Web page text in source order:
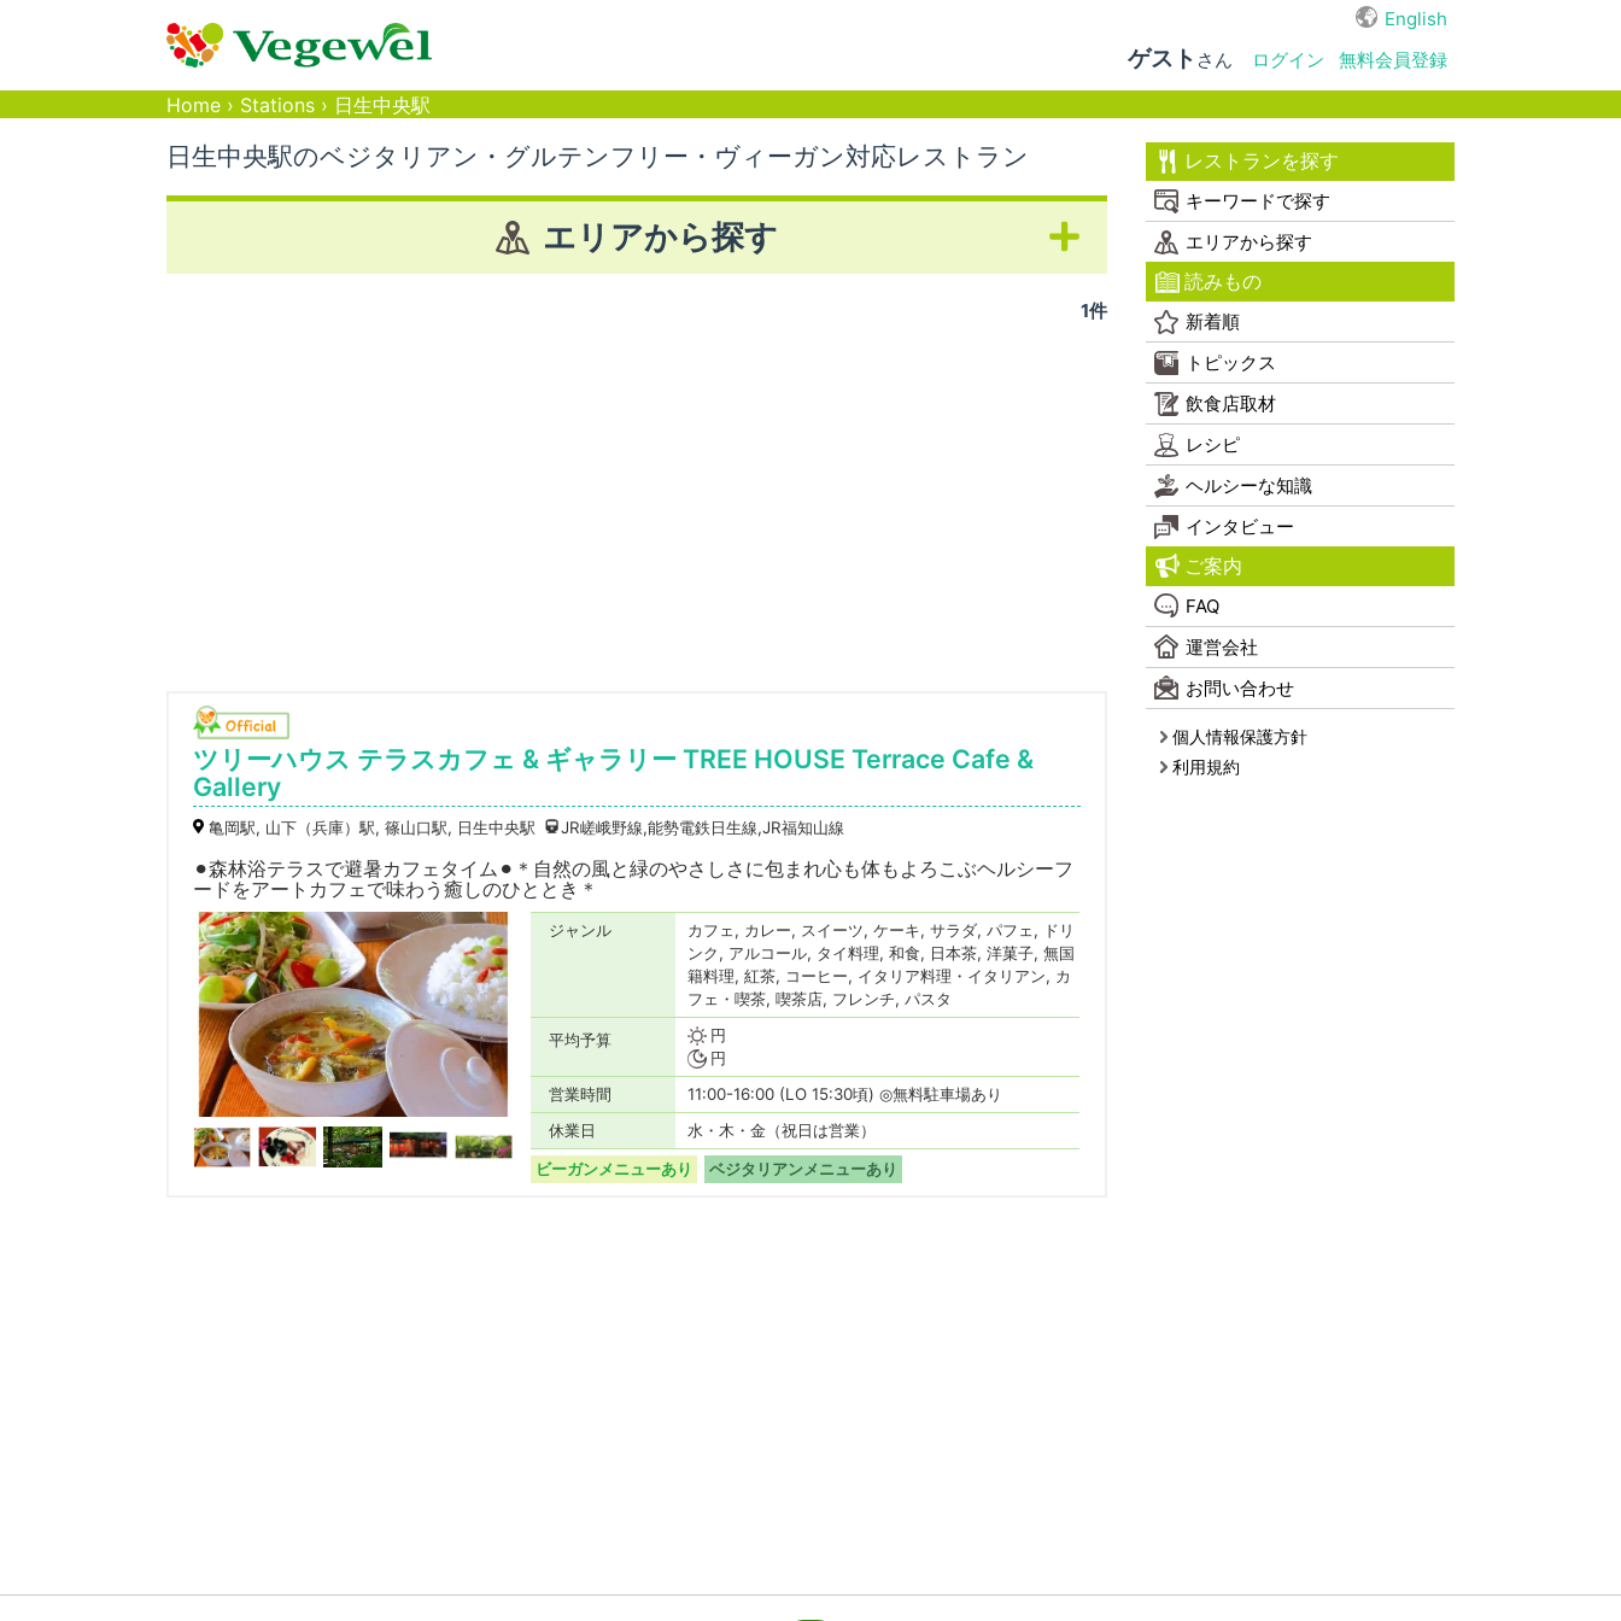
English
ゲスト さん ログイン
無料会員登録
Home › Stations › 日生中央駅
日生中央駅のベジタリアン・グルテンフリー・ヴィーガン対応レストラン
エリアから探す
1件
ツリーハウス テラスカフェ & ギャラリー TREE HOUSE Terrace Cafe &
Gallery
亀岡駅, 山下（兵庫）駅, 篠山口駅, 日生中央駅 JR嵯峨野線,能勢電鉄日生線,JR福知山線
⚫︎森林浴テラスで避暑カフェタイム⚫︎＊自然の風と緑のやさしさに包まれ心も体もよろこぶヘルシーフ
ードをアートカフェで味わう癒しのひととき＊
ジャンル
カフェ, カレー, スイーツ, ケーキ, サラダ, パフェ, ドリ
ンク, アルコール, タイ料理, 和食, 日本茶, 洋菓子, 無国
籍料理, 紅茶, コーヒー, イタリア料理・イタリアン, カ
フェ・喫茶, 喫茶店, フレンチ, パスタ
平均予算
円
円
営業時間
11:00-16:00 (LO 15:30頃) ◎無料駐車場あり
休業日
水・木・金（祝日は営業）
ビーガンメニューあり
ベジタリアンメニューあり
レストランを探す
キーワードで探す
エリアから探す
読みもの
新着順
トピックス
飲食店取材
レシピ
ヘルシーな知識
インタビュー
ご案内
FAQ
運営会社
お問い合わせ
個人情報保護方針
利用規約